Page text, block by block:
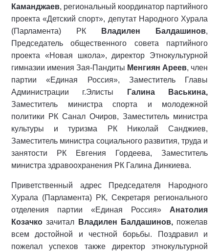
Каманджаев, региональный координатор партийного
проекта «Детский спорт», депутат Народного Хурала
(Парламента) РК
Владилен Балдашинов,
Председатель общественного совета партийного
проекта «Новая школа», директор Этнокультурной
гимназии имения Зая-Пандиты Менгиян Ареев, член
партии «Единая Россия», Заместитель Главы
Администрации г.Элисты
Галина Васькина,
Заместитель министра спорта и молодежной
политики РК Санал Очиров, Заместитель министра
культуры и туризма РК Николай Санджиев,
Заместитель министра социального развития, труда и
занятости РК Евгения Гордеева, Заместитель
министра здравоохранения РК Галина Динкиева.
Приветственный адрес Председателя Народного
Хурала (Парламента) РК, Секретаря регионального
отделения партии «Единая Россия» Анатолия
Козачко зачитал Владилен Балдашинов, пожелав
всем достойной и честной борьбы. Поздравил и
пожелал успехов также директор этнокультурной